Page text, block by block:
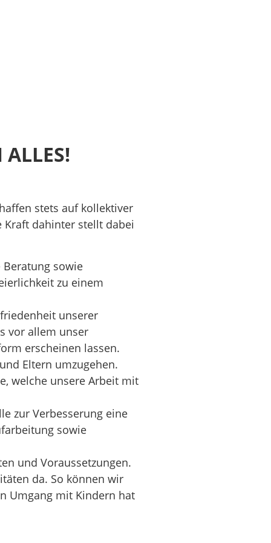
stets auf kollektiver
Kraft dahinter stellt dabei
sowie
zu einem
unserer
vor allem unser
erscheinen lassen.
Eltern umzugehen.
welche unsere Arbeit mit
zur Verbesserung eine
sowie
und Voraussetzungen.
da. So können wir
Umgang mit Kindern hat